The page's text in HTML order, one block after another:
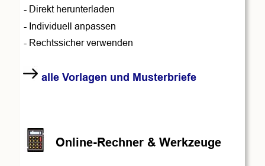
- Direkt herunterladen
- Individuell anpassen
- Rechtssicher verwenden
      alle Vorlagen und Musterbriefe
         Online-Rechner & Werkzeuge